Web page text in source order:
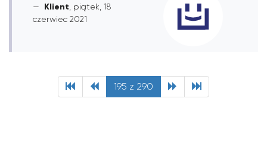
Klient , piątek, 18
czerwiec 2021
195 z 290